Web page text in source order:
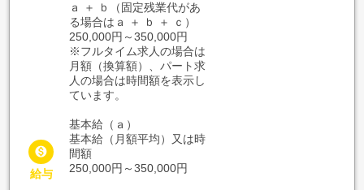

給与
ａ ＋ ｂ（固定残業代があ
る場合はａ ＋ ｂ ＋ ｃ）
250,000円～350,000円
※フルタイム求人の場合は
月額（換算額）、パート求
人の場合は時間額を表示し
ています。
基本給（ａ）
基本給（月額平均）又は時
間額
250,000円～350,000円